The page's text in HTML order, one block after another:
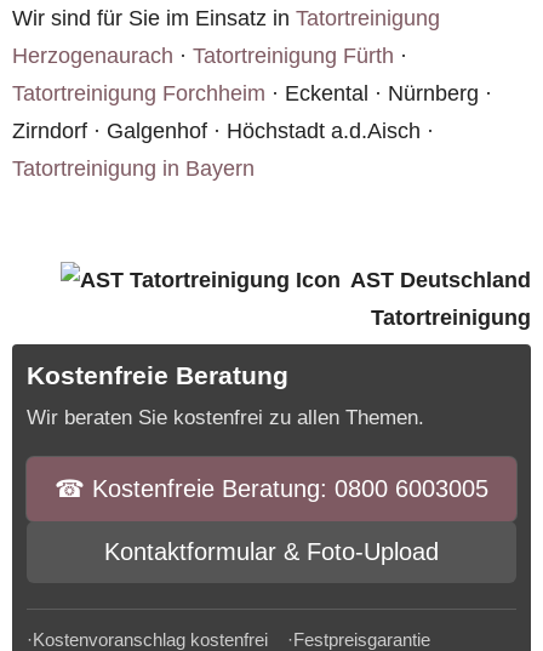
die Art des Auftrags zulassen.
Wir sind für Sie im Einsatz in Tatortreinigung
Herzogenaurach · Tatortreinigung Fürth ·
Tatortreinigung Forchheim · Eckental · Nürnberg ·
Zirndorf · Galgenhof · Höchstadt a.d.Aisch ·
Tatortreinigung in Bayern
AST Deutschland
Tatortreinigung
Kostenfreie Beratung
Wir beraten Sie kostenfrei zu allen Themen.
☎︎ Kostenfreie Beratung: 0800 6003005
Kontaktformular & Foto-Upload
·Kostenvoranschlag kostenfrei ·Festpreisgarantie